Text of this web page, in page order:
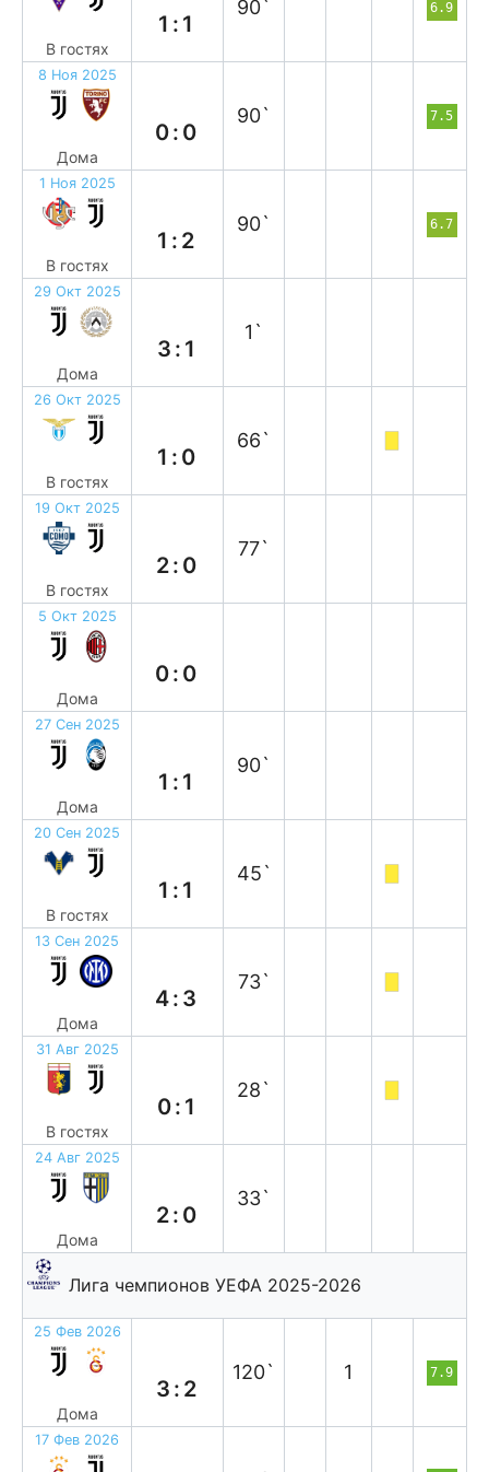
В гостях
1:1
90` 6.9
8 Ноя 2025
Дома
0:0
90` 7.5
1 Ноя 2025
В гостях
1:2
90` 6.7
29 Окт 2025
Дома
3:1
1`
26 Окт 2025
В гостях
1:0
66`
19 Окт 2025
В гостях
2:0
77`
5 Окт 2025
Дома
0:0
27 Сен 2025
Дома
1:1
90`
20 Сен 2025
В гостях
1:1
45`
13 Сен 2025
Дома
4:3
73`
31 Авг 2025
В гостях
0:1
28`
24 Авг 2025
Дома
2:0
33`
Лига чемпионов УЕФА 2025-2026
25 Фев 2026
Дома
3:2
120` 1 7.9
17 Фев 2026